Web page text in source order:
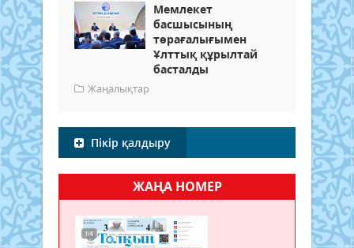
Мемлекет
басшысының
төрағалығымен
Ұлттық құрылтай
басталды
Жаңалықтар
Пікір қалдыру
ЖАҢА НОМЕР